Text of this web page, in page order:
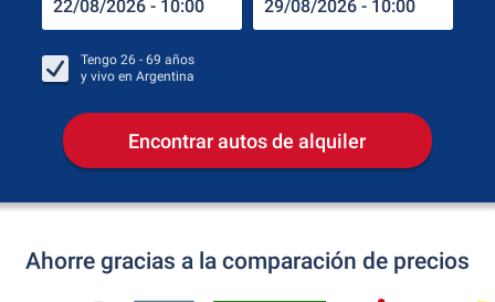
Tengo 26 - 69 años
y vivo en Argentina
Encontrar autos de alquiler
Ahorre gracias a la comparación de precios